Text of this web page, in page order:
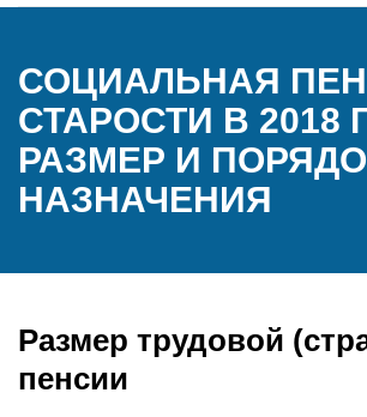
СОЦИАЛЬНАЯ
СТАРОСТИ В 2018
РАЗМЕР И
НАЗНАЧЕНИЯ
Размер трудовой
пенсии